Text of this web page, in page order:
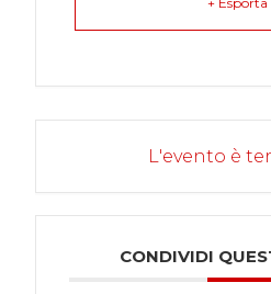
L'evento è
CONDIVIDI